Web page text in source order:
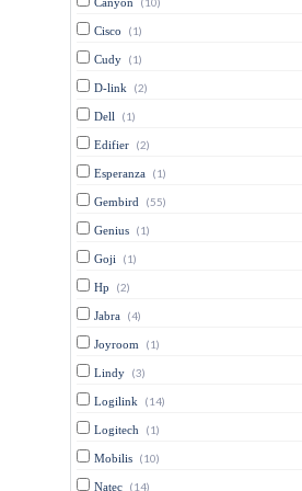
Cisco (1)
Cudy (1)
D-link (2)
Dell (1)
Edifier (2)
Esperanza (1)
Gembird (55)
Genius (1)
Goji (1)
Hp (2)
Jabra (4)
Joyroom (1)
Lindy (3)
Logilink (14)
Logitech (1)
Mobilis (10)
Natec (14)